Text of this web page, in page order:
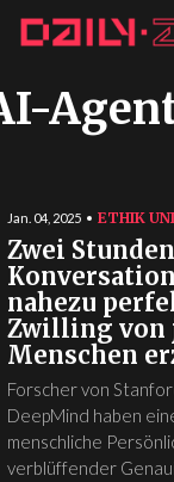
Jan. 04, 2025 ETHIK
Zwei
nahezu
Zwilling von
Menschen
Forscher von
DeepMind haben
menschliche
verblüffender